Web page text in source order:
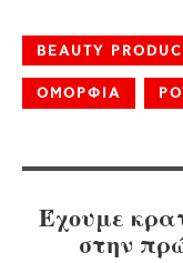
BEAUTY
ΟΜΟΡΦΙΑ
Έχουμε
στην